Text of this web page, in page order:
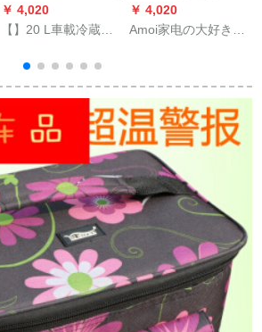
￥ 4,020
【】20 L車載冷蔵庫
小型氷箱大型車24 VN
9973 SN 9625 L単核
車家兼用冷蔵シーザ
ーブルー
￥ 4,020
Amoi家电の大好きな
用の寮の双门式のコ
ープレットの冷冻电
気ミニの冷蔵库の150
Lの3つの糸の银(コー
プレットの金)